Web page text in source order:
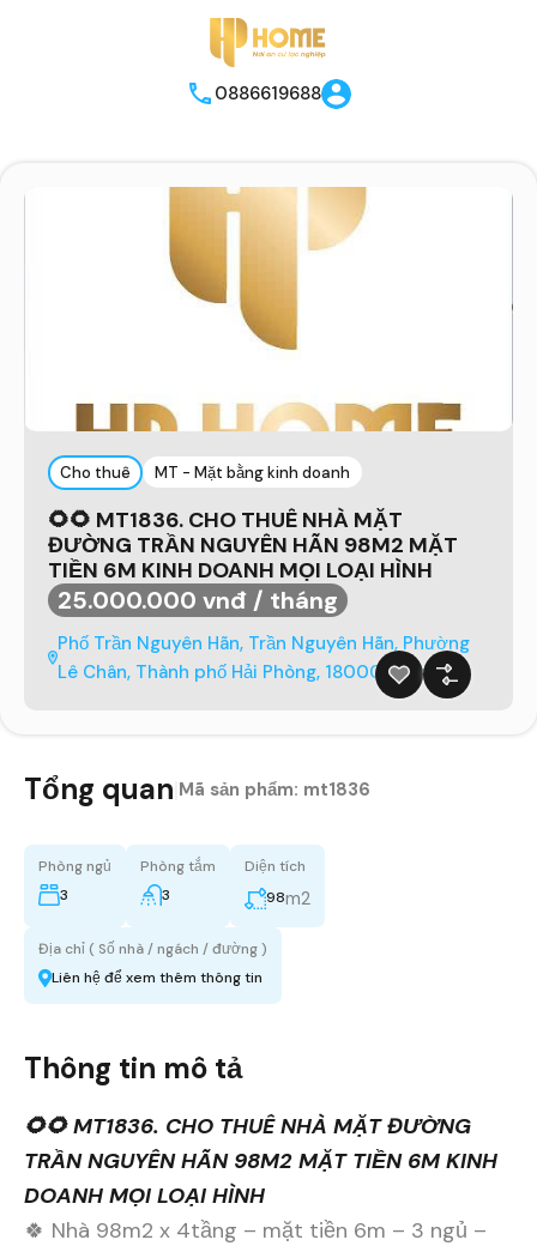
0886619688
Cho thuê MT - Mặt bằng kinh doanh
🌻🌻 MT1836. CHO THUÊ NHÀ MẶT
ĐƯỜNG TRẦN NGUYÊN HÃN 98M2 MẶT
TIỀN 6M KINH DOANH MỌI LOẠI HÌNH
25.000.000 vnđ / tháng
Phố Trần Nguyên Hãn, Trần Nguyên Hãn, Phường
Lê Chân, Thành phố Hải Phòng, 18000, Việt Nam
Tổng quan Mã sản phẩm: mt1836
Phòng ngủ
3
Phòng tắm
3
Diện tích
98m2
Địa chỉ ( Số nhà / ngách / đường )
Liên hệ để xem thêm thông tin
Thông tin mô tả
🌻🌻 MT1836. CHO THUÊ NHÀ MẶT ĐƯỜNG
TRẦN NGUYÊN HÃN 98M2 MẶT TIỀN 6M KINH
DOANH MỌI LOẠI HÌNH
🍀 Nhà 98m2 x 4tầng – mặt tiền 6m – 3 ngủ –